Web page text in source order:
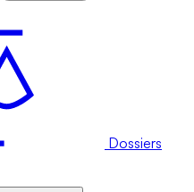
Dossiers